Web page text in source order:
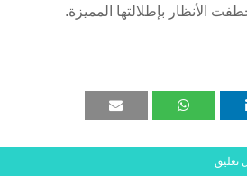
الأنظار بإطلالتها المميزة.
تعليق